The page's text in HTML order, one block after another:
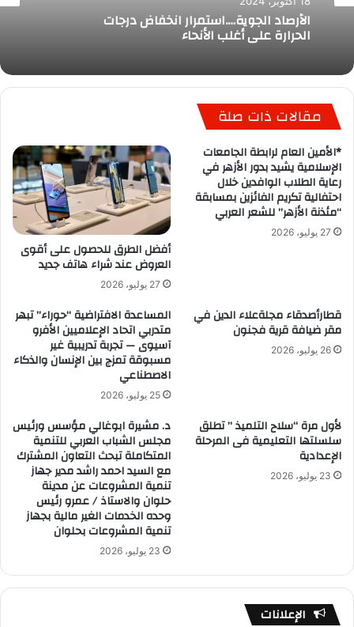
الأرصاد الجوية….استمرار انخفاض درجات
الحرارة على أغلب الأنحاء
مقالات ذات صلة
*الأمين العام لرابطة الجامعات
الإسلامية يشيد بدور الأزهر في
رعاية الطلاب الوافدين خلال
احتفالية تكريم الفائزين بمسابقة
“مئذنة الأزهر” للشعر العربي
27 يوليو، 2026
أفضل الطرق للحصول على أقوى
العروض عند شراء هاتف جديد
27 يوليو، 2026
قطارأصدقاء مجلةعلاء الدين في
مقر ضيافة قرية فجنون
26 يوليو، 2026
المساعدة الافتراضية “حوراء” تبهر
متدربي اتحاد الإعلاميين الأفرو
آسيوى — تجربة تدريبية غير
مسبوقة تمزج بين الإنسان والذكاء
الاصطناعي
25 يوليو، 2026
لأول مرة “سلاح التلميذ ” تطلق
سلسلتها التعليمية فى المرحلة
الإعدادية
23 يوليو، 2026
د. مشيرة ابوغالي مؤسس ورئيس
مجلس الشباب العربي للتنمية
المتكاملة تبحث التعاون المشترك
مع السيد احمد راشد مدير جهاز
تنمية المشروعات عن مدينة
حلوان والاستاذ / عمرو رئيس
وحده الخدمات الغير مالية بجهاز
تنمية المشروعات بحلوان
23 يوليو، 2026
الإعلانات